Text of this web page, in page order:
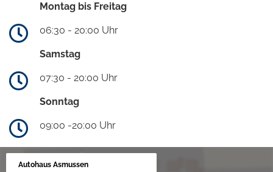
Montag bis Freitag
06:30 - 20:00 Uhr
Samstag
07:30 - 20:00 Uhr
Sonntag
09:00 -20:00 Uhr
Autohaus Asmussen